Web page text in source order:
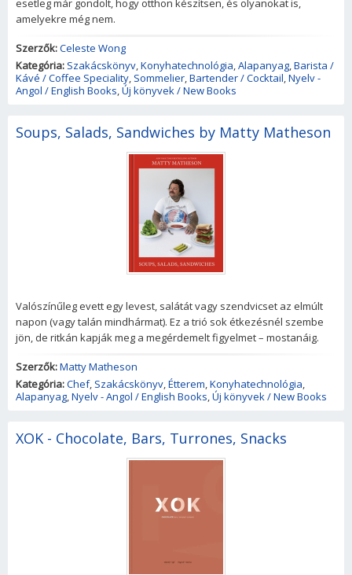
esetleg már gondolt, hogy otthon készítsen, és olyanokat is,
amelyekre még nem.
Szerzők:Celeste Wong
Kategória: Szakácskönyv,Konyhatechnológia,Alapanyag,Barista /
Kávé / Coffee Speciality, Sommelier,Bartender / Cocktail,Nyelv -
Angol / English Books,Új könyvek / New Books
Soups, Salads, Sandwiches by Matty Matheson
Valószínűleg evett egy levest, salátát vagy szendvicset az elmúlt
napon (vagy talán mindhármat). Ez a trió sok étkezésnél szembe
jön, de ritkán kapják meg a megérdemelt figyelmet – mostanáig.
Szerzők:Matty Matheson
Kategória:Chef, Szakácskönyv,Étterem,Konyhatechnológia,
Alapanyag,Nyelv - Angol / English Books,Új könyvek / New Books
XOK - Chocolate, Bars, Turrones, Snacks